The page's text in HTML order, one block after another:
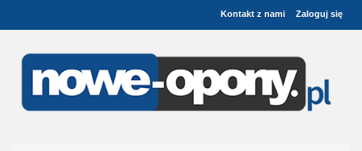
Zaloguj się
Kontakt z nami